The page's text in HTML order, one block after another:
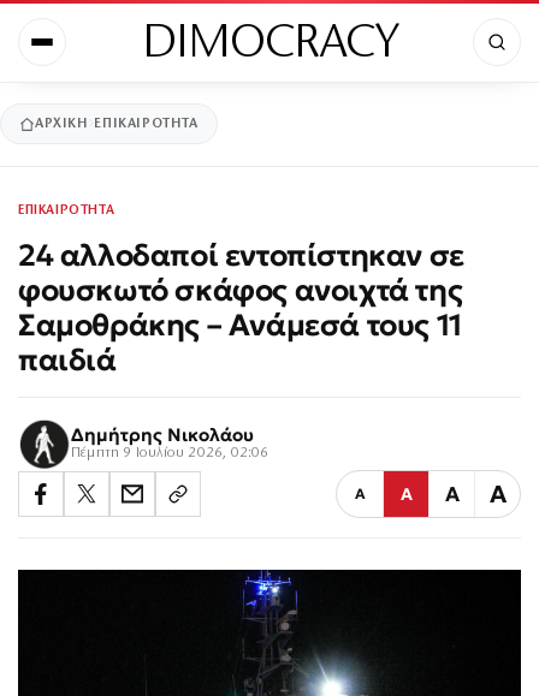
DIMOCRACY
ΑΡΧΙΚΉ ΕΠΙΚΑΙΡΟΤΗΤΑ
ΕΠΙΚΑΙΡΟΤΗΤΑ
24 αλλοδαποί εντοπίστηκαν σε
φουσκωτό σκάφος ανοιχτά της
Σαμοθράκης – Ανάμεσά τους 11
παιδιά
Δημήτρης Νικολάου
Πέμπτη 9 Ιουλίου 2026, 02:06
Α Α Α Α